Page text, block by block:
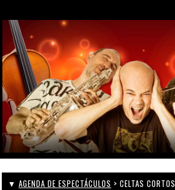
▼ AGENDA DE ESPECTÁCULOS > CELTAS CORTOS